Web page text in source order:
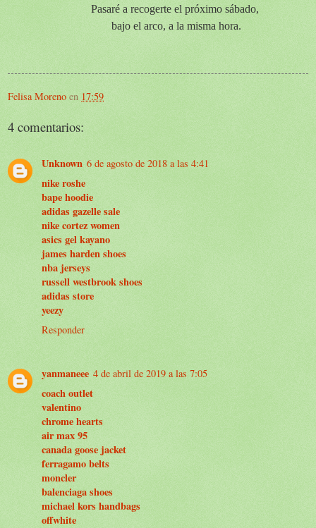
Pasaré a recogerte el próximo sábado,
bajo el arco, a la misma hora.
Felisa Moreno en 17:59
4 comentarios:
Unknown 6 de agosto de 2018 a las 4:41
nike roshe
bape hoodie
adidas gazelle sale
nike cortez women
asics gel kayano
james harden shoes
nba jerseys
russell westbrook shoes
adidas store
yeezy
Responder
yanmaneee 4 de abril de 2019 a las 7:05
coach outlet
valentino
chrome hearts
air max 95
canada goose jacket
ferragamo belts
moncler
balenciaga shoes
michael kors handbags
offwhite